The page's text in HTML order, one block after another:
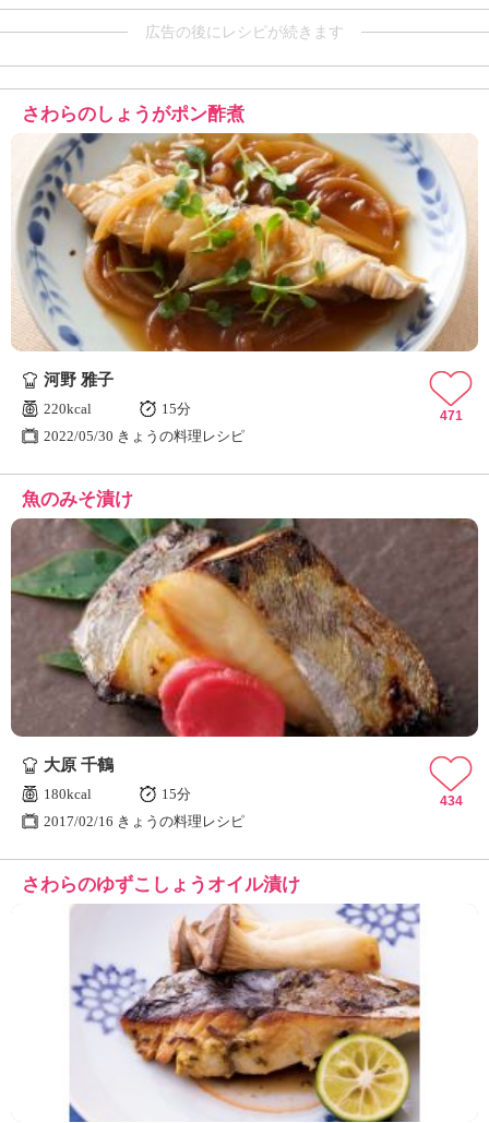
広告の後にレシピが続きます
さわらのしょうがポン酢煮
河野 雅子
220kcal
15分
2022/05/30 きょうの料理レシピ
471
魚のみそ漬け
大原 千鶴
180kcal
15分
2017/02/16 きょうの料理レシピ
434
さわらのゆずこしょうオイル漬け